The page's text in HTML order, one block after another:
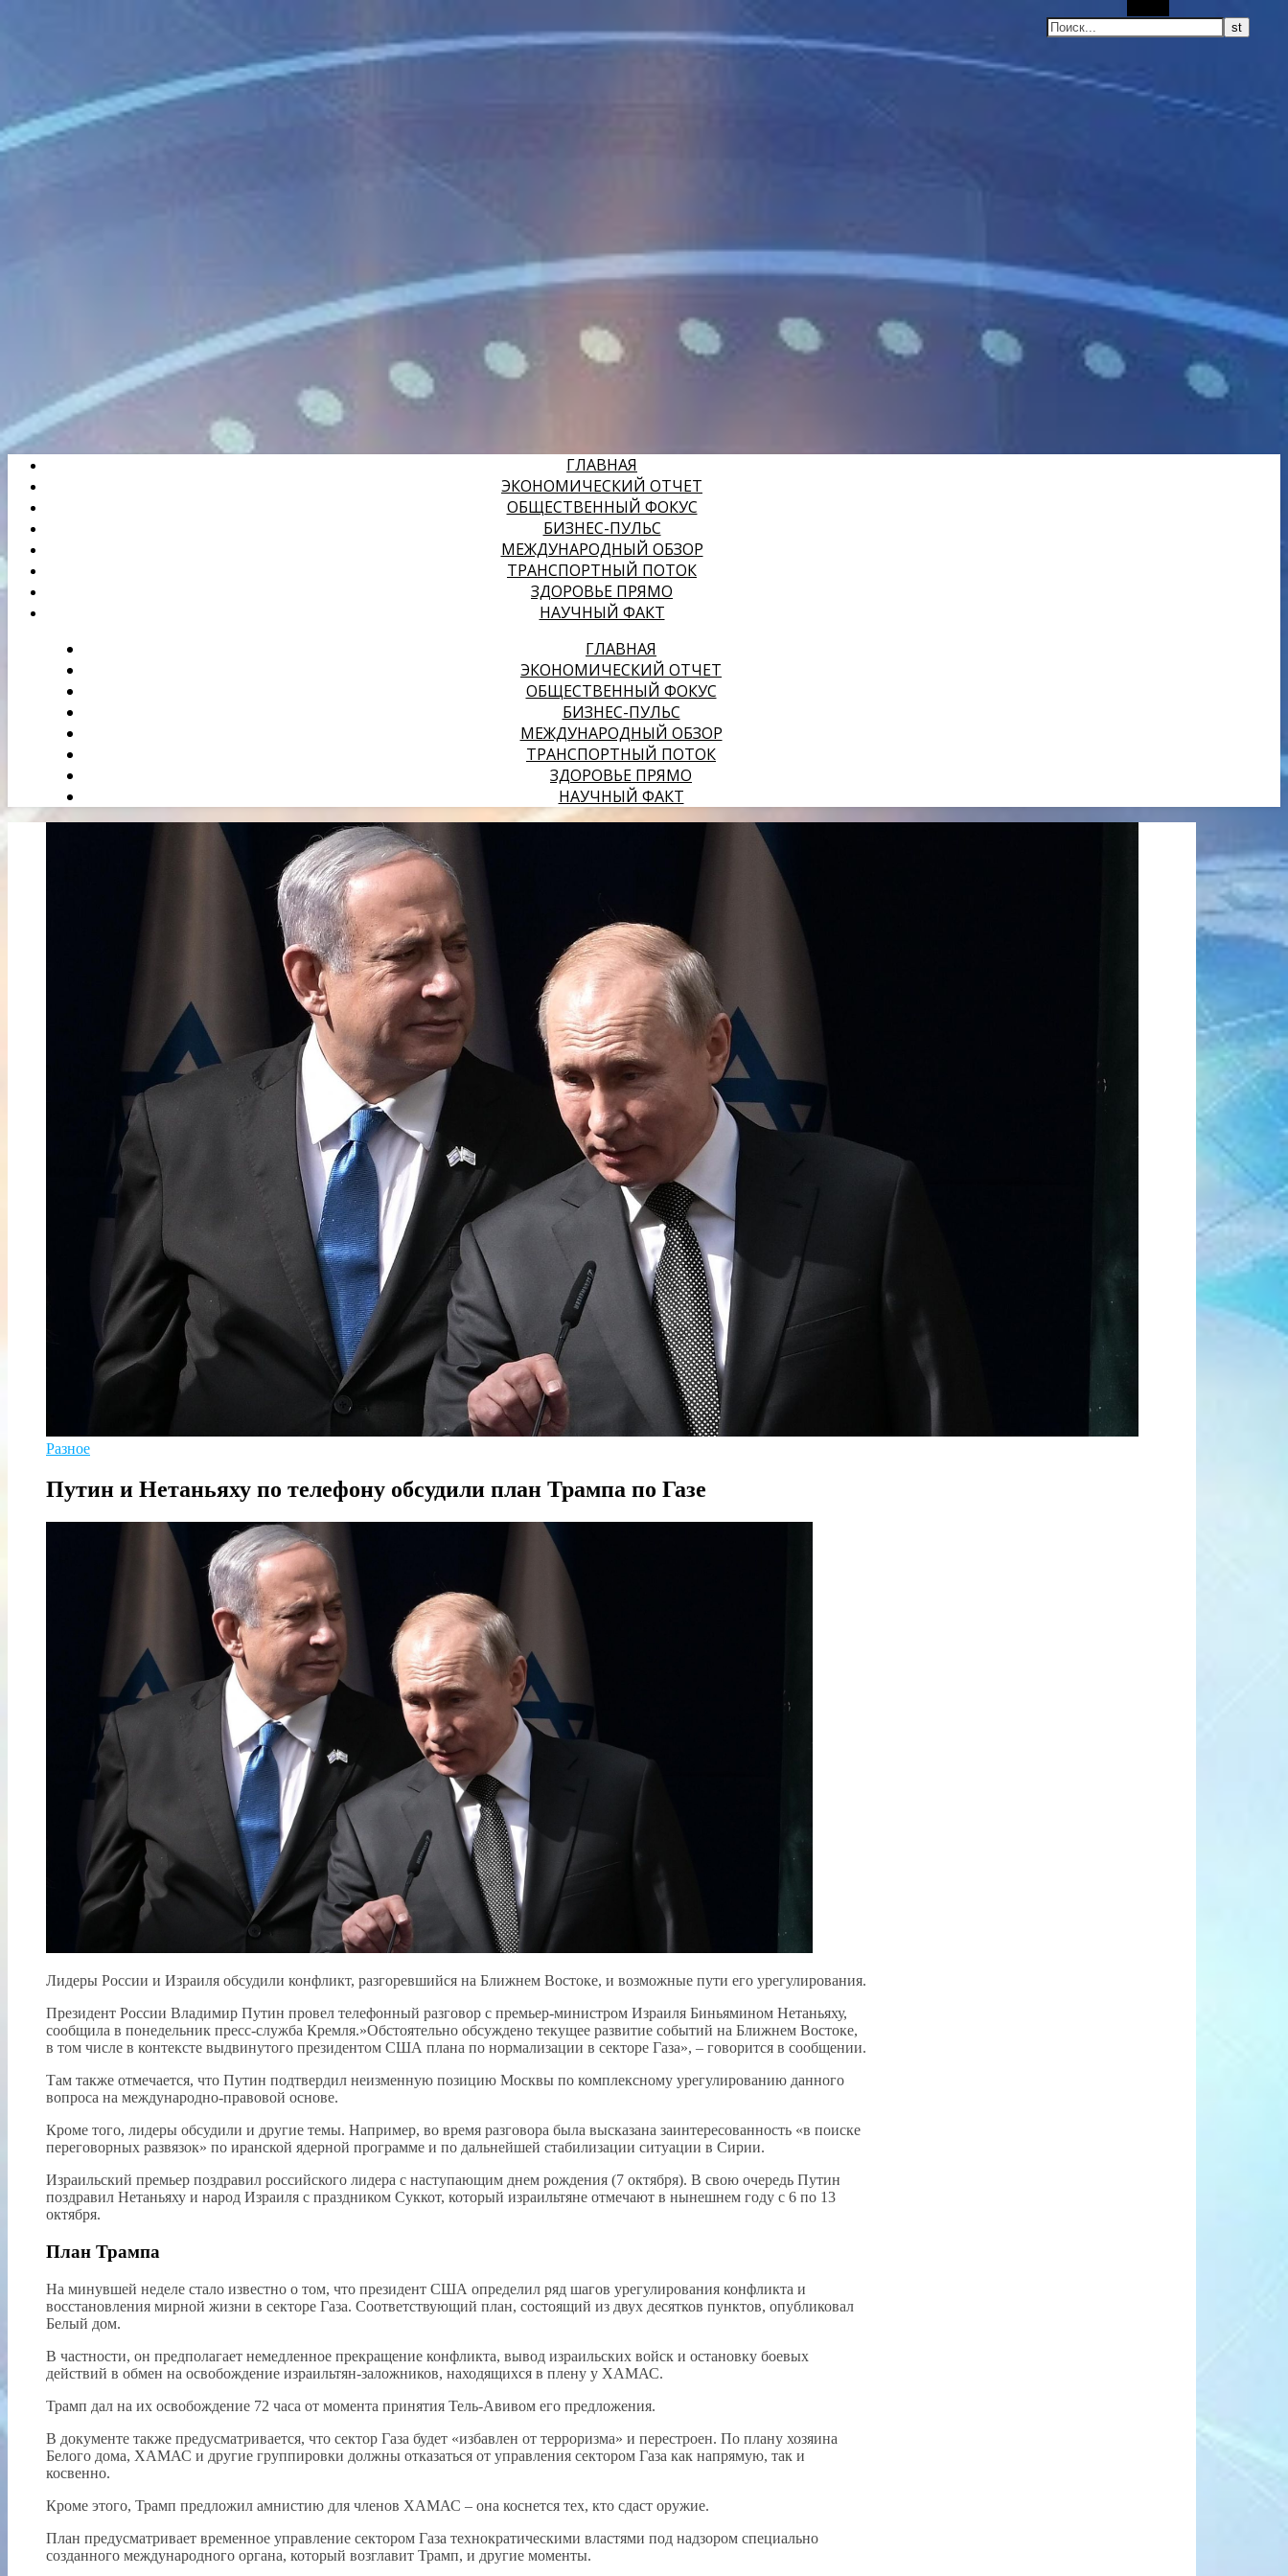
ГЛАВНАЯ
ЭКОНОМИЧЕСКИЙ ОТЧЕТ
ОБЩЕСТВЕННЫЙ ФОКУС
БИЗНЕС-ПУЛЬС
МЕЖДУНАРОДНЫЙ ОБЗОР
ТРАНСПОРТНЫЙ ПОТОК
ЗДОРОВЬЕ ПРЯМО
НАУЧНЫЙ ФАКТ
ГЛАВНАЯ
ЭКОНОМИЧЕСКИЙ ОТЧЕТ
ОБЩЕСТВЕННЫЙ ФОКУС
БИЗНЕС-ПУЛЬС
МЕЖДУНАРОДНЫЙ ОБЗОР
ТРАНСПОРТНЫЙ ПОТОК
ЗДОРОВЬЕ ПРЯМО
НАУЧНЫЙ ФАКТ
Разное
Путин и Нетаньяху по телефону обсудили план Трампа по Газе
Лидеры России и Израиля обсудили конфликт, разгоревшийся на Ближнем Востоке, и возможные пути его урегулирования.
Президент России Владимир Путин провел телефонный разговор с премьер-министром Израиля Биньямином Нетаньяху,
сообщила в понедельник пресс-служба Кремля.»Обстоятельно обсуждено текущее развитие событий на Ближнем Востоке,
в том числе в контексте выдвинутого президентом США плана по нормализации в секторе Газа», – говорится в сообщении.
Там также отмечается, что Путин подтвердил неизменную позицию Москвы по комплексному урегулированию данного
вопроса на международно-правовой основе.
Кроме того, лидеры обсудили и другие темы. Например, во время разговора была высказана заинтересованность «в поиске
переговорных развязок» по иранской ядерной программе и по дальнейшей стабилизации ситуации в Сирии.
Израильский премьер поздравил российского лидера с наступающим днем рождения (7 октября). В свою очередь Путин
поздравил Нетаньяху и народ Израиля с праздником Суккот, который израильтяне отмечают в нынешнем году с 6 по 13
октября.
План Трампа
На минувшей неделе стало известно о том, что президент США определил ряд шагов урегулирования конфликта и
восстановления мирной жизни в секторе Газа. Соответствующий план, состоящий из двух десятков пунктов, опубликовал
Белый дом.
В частности, он предполагает немедленное прекращение конфликта, вывод израильских войск и остановку боевых
действий в обмен на освобождение израильтян-заложников, находящихся в плену у ХАМАС.
Трамп дал на их освобождение 72 часа от момента принятия Тель-Авивом его предложения.
В документе также предусматривается, что сектор Газа будет «избавлен от терроризма» и перестроен. По плану хозяина
Белого дома, ХАМАС и другие группировки должны отказаться от управления сектором Газа как напрямую, так и
косвенно.
Кроме этого, Трамп предложил амнистию для членов ХАМАС – она коснется тех, кто сдаст оружие.
План предусматривает временное управление сектором Газа технократическими властями под надзором специально
созданного международного органа, который возглавит Трамп, и другие моменты.